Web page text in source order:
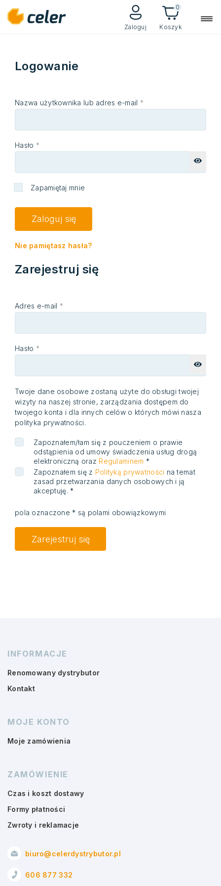
Zaloguj Koszyk
0
Logowanie
Nazwa użytkownika lub adres e-mail *
Hasło *
Zapamiętaj mnie
Zaloguj się
Nie pamiętasz hasła?
Zarejestruj się
Adres e-mail *
Hasło *
Twoje dane osobowe zostaną użyte do obsługi twojej
wizyty na naszej stronie, zarządzania dostępem do
twojego konta i dla innych celów o których mówi nasza
polityka prywatności.
Zapoznałem/łam się z pouczeniem o prawie
odstąpienia od umowy świadczenia usług drogą
elektroniczną oraz Regulaminem *
Zapoznałem się z Polityką prywatności na temat
zasad przetwarzania danych osobowych i ją
akceptuję. *
pola oznaczone * są polami obowiązkowymi
Zarejestruj się
INFORMACJE
Renomowany dystrybutor
Kontakt
MOJE KONTO
Moje zamówienia
ZAMÓWIENIE
Czas i koszt dostawy
Formy płatności
Zwroty i reklamacje
biuro@celerdystrybutor.pl
606 877 332